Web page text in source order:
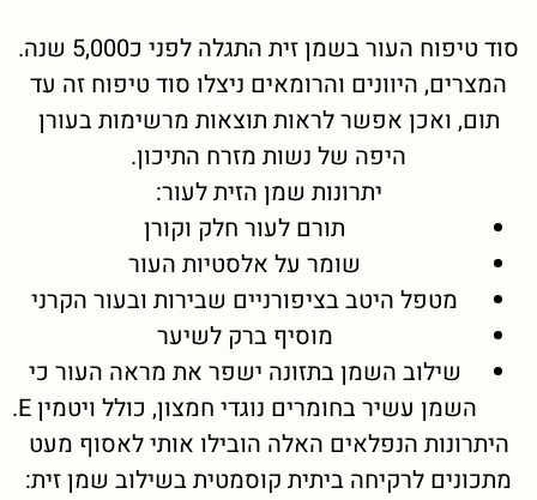
סוד טיפוח העור בשמן זית התגלה לפני כ5,000 שנה.
המצרים, היוונים והרומאים ניצלו סוד טיפוח זה עד
תום, ואכן אפשר לראות תוצאות מרשימות בעורן
היפה של נשות מזרח התיכון.
יתרונות שמן הזית לעור:
תורם לעור חלק וקורן
שומר על אלסטיות העור
מטפל היטב בציפורניים שבירות ובעור הקרני
מוסיף ברק לשיער
שילוב השמן בתזונה ישפר את מראה העור כי
השמן עשיר בחומרים נוגדי חמצון, כולל ויטמין E.
היתרונות הנפלאים האלה הובילו אותי לאסוף מעט
מתכונים לרקיחה ביתית קוסמטית בשילוב שמן זית: